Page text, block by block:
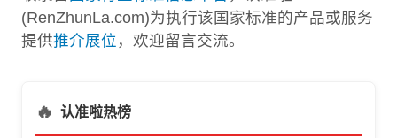
(RenZhunLa.com)为执行该国家标准的产品或服务
提供推介展位 ，欢迎留言交流。
🔥 认准啦热榜